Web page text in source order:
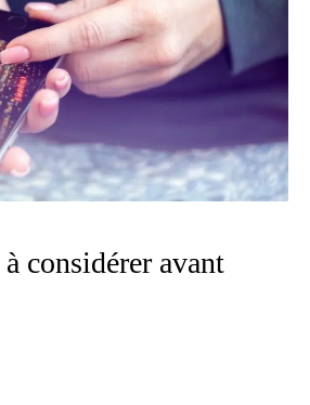
considérer avant